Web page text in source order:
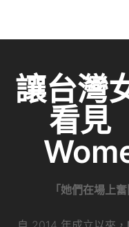
讓台灣
看見
「她們在場上